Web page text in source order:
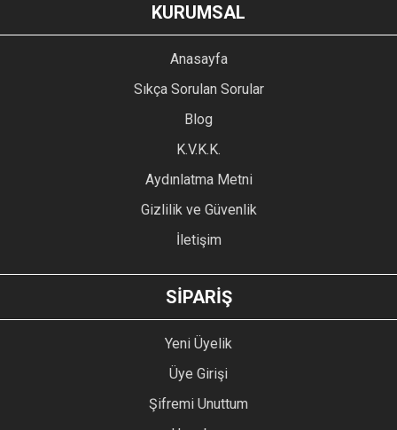
YORUM YAZ
kullanarak tarafımıza iletebilirsiniz.
Ürün resmi kalitesiz, bozuk veya görüntülenemiyor.
Ürün açıklamasında eksik bilgiler bulunuyor.
Ürün bilgilerinde hatalar bulunuyor.
Ürün fiyatı diğer sitelerden daha pahalı.
GÖNDER
KURUMSAL
Anasayfa
Sıkça Sorulan Sorular
Blog
K.V.K.K.
Aydınlatma Metni
Gizlilik ve Güvenlik
İletişim
SİPARİŞ
Yeni Üyelik
Üye Girişi
Şifremi Unuttum